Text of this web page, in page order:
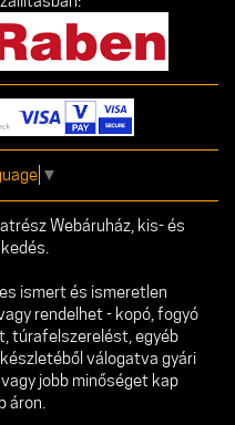
▼
Webáruház, kis- és
ismert és ismeretlen
rendelhet - kopó, fogyó
túrafelszerelést, egyéb
válogatva gyári
jobb minőséget kap
áron.